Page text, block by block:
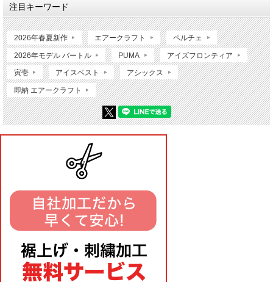
注目キーワード
2026年春夏新作 エアークラフト ペルチェ
2026年モデル バートル PUMA アイズフロンティア
寅壱 アイスベスト アシックス
即納 エアークラフト